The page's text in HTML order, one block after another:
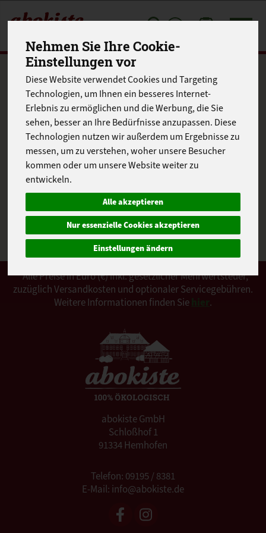
Nehmen Sie Ihre Cookie-
Einstellungen vor
Diese Website verwendet Cookies und Targeting
Technologien, um Ihnen ein besseres Internet-
Erlebnis zu ermöglichen und die Werbung, die Sie
sehen, besser an Ihre Bedürfnisse anzupassen. Diese
Technologien nutzen wir außerdem um Ergebnisse zu
messen, um zu verstehen, woher unsere Besucher
kommen oder um unsere Website weiter zu
entwickeln.
Alle akzeptieren
Nur essenzielle Cookies akzeptieren
Einstellungen ändern
Produkte Frischetheke
Produkt "Farmersalat"
nicht verfügbar.
Das von Ihnen gesuchte Produkt ist leider zur Zeit nicht
*Alle Preise in Euro (€) inkl. gesetzlicher Mehrwertsteuer,
zuzüglich Versandkosten und optionaler Servicegebühren.
Weitere Informationen finden Sie
.
abokiste GmbH
Schloßhof 1
91334 Hemhofen
Telefon: 09195 / 8381
E-Mail: info@abokiste.de